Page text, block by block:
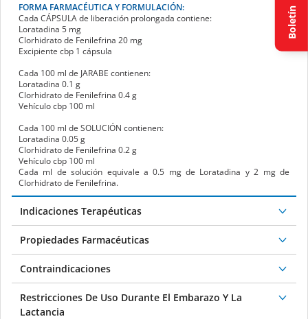
FORMA FARMACÉUTICA Y FORMULACIÓN:
Cada CÁPSULAde liberación prolongada contiene:
Loratadina 5 mg
Clorhidrato de Fenilefrina 20 mg
Excipiente cbp 1 cápsula
Cada 100 ml de JARABE contienen:
Loratadina 0.1 g
Clorhidrato de Fenilefrina 0.4 g
Vehículo cbp 100 ml
Cada 100 ml de SOLUCIÓN contienen:
Loratadina 0.05 g
Clorhidrato de Fenilefrina 0.2 g
Vehículo cbp 100 ml
Cada ml de solución equivale a 0.5 mg de Loratadina y 2 mg de
Clorhidrato de Fenilefrina.
Indicaciones Terapéuticas
Propiedades Farmacéuticas
Contraindicaciones
Restricciones De Uso Durante El Embarazo Y La
Lactancia
Boletín